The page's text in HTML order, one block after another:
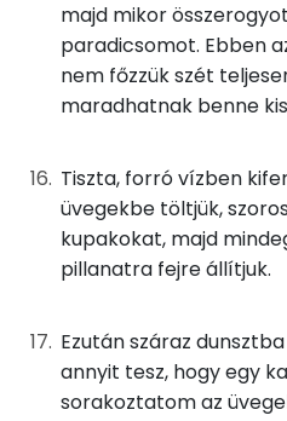
Magnézium
Foszfor
Réz
Mangán
Szénhidrát
Összesen
majd mikor
paradicsomot. Ebben
nem főzzük szét
maradhatnak benne
Tiszta, forró vízben
üvegekbe töltjük,
kupakokat, majd
pillanatra fejre állítjuk.
Ezután száraz
annyit tesz, hogy egy
sorakoztatom az